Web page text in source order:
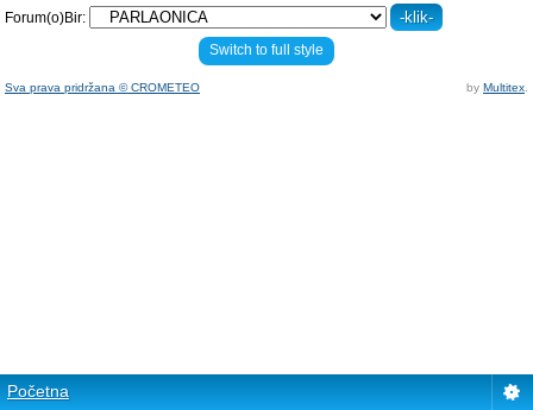
Forum(o)Bir:
Switch to full style
Sva prava pridržana © CROMETEO by Multitex
Početna